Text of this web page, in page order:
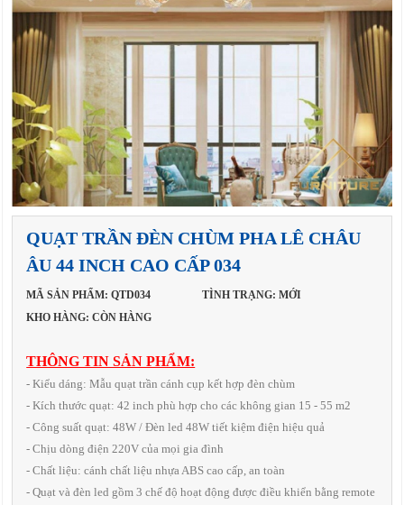
QUẠT TRẦN ĐÈN CHÙM PHA LÊ CHÂU
ÂU 44 INCH CAO CẤP 034
MÃ SẢN PHẨM: QTD034
TÌNH TRẠNG: MỚI
KHO HÀNG: CÒN HÀNG
THÔNG TIN SẢN PHẨM:
- Kiểu dáng: Mẫu quạt trần cánh cụp kết hợp đèn chùm
- Kích thước quạt: 42 inch phù hợp cho các không gian 15 - 55 m2
- Công suất quạt: 48W / Đèn led 48W tiết kiệm điện hiệu quả
- Chịu dòng điện 220V của mọi gia đình
- Chất liệu: cánh chất liệu nhựa ABS cao cấp, an toàn
- Quạt và đèn led gồm 3 chế độ hoạt động được điều khiển bằng remote